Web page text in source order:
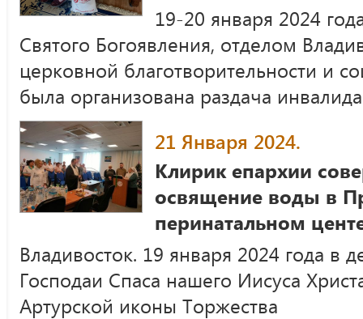
19-20 января 2024
Святого Богоявления, отделом
церковной благотворительности и
была организована раздача
21 Января 2024.
Клирик епархии
освящение воды в
перинатальном
Владивосток. 19 января 2024 года в
Господаи Спаса нашего Иисуса
Артурской иконы Торжества